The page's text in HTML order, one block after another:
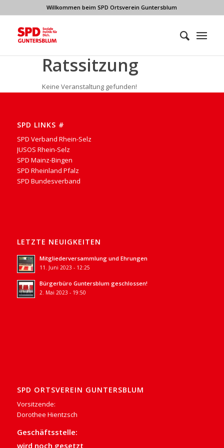
Willkommen beim SPD Ortsverein Guntersblum
Ratssitzung
Keine Veranstaltung gefunden!
SPD LINKS #
SPD Verband Rhein-Selz
JUSOS Rhein-Selz
SPD Mainz-Bingen
SPD Rheinland Pfalz
SPD Bundesverband
LETZTE NEUIGKEITEN
Mitgliederversammlung und Ehrungen
11. Juni 2023 - 12:25
Bürgerbüro Guntersblum geschlossen!
2. Mai 2023 - 19:50
SPD ORTSVEREIN GUNTERSBLUM
Vorsitzende:
Dorothee Hientzsch
Geschäftsstelle:
wird noch gesetzt